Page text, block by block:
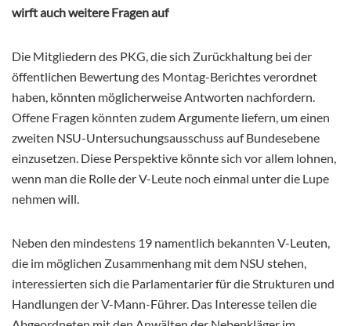
wirft auch weitere Fragen auf
Die Mitgliedern des PKG, die sich Zurückhaltung bei der
öffentlichen Bewertung des Montag-Berichtes verordnet
haben, könnten möglicherweise Antworten nachfordern.
Offene Fragen könnten zudem Argumente liefern, um einen
zweiten NSU-Untersuchungsausschuss auf Bundesebene
einzusetzen. Diese Perspektive könnte sich vor allem lohnen,
wenn man die Rolle der V-Leute noch einmal unter die Lupe
nehmen will.
Neben den mindestens 19 namentlich bekannten V-Leuten,
die im möglichen Zusammenhang mit dem NSU stehen,
interessierten sich die Parlamentarier für die Strukturen und
Handlungen der V-Mann-Führer. Das Interesse teilen die